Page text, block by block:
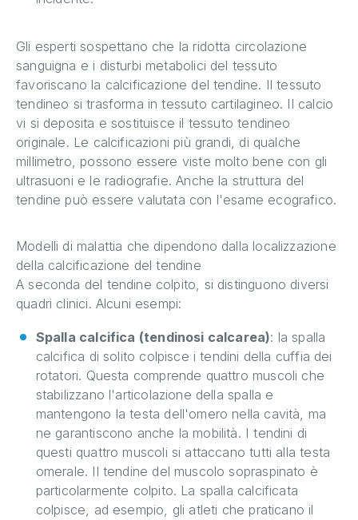
Gli esperti sospettano che la ridotta circolazione
sanguigna e i disturbi metabolici del tessuto
favoriscano la calcificazione del tendine. Il tessuto
tendineo si trasforma in tessuto cartilagineo. Il calcio
vi si deposita e sostituisce il tessuto tendineo
originale. Le calcificazioni più grandi, di qualche
millimetro, possono essere viste molto bene con gli
ultrasuoni e le radiografie. Anche la struttura del
tendine può essere valutata con l'esame ecografico.
Modelli di malattia che dipendono dalla localizzazione
della calcificazione del tendine
A seconda del tendine colpito, si distinguono diversi
quadri clinici. Alcuni esempi:
Spalla calcifica (tendinosi calcarea): la spalla
calcifica di solito colpisce i tendini della cuffia dei
rotatori. Questa comprende quattro muscoli che
stabilizzano l'articolazione della spalla e
mantengono la testa dell'omero nella cavità, ma
ne garantiscono anche la mobilità. I tendini di
questi quattro muscoli si attaccano tutti alla testa
omerale. Il tendine del muscolo sopraspinato è
particolarmente colpito. La spalla calcificata
colpisce, ad esempio, gli atleti che praticano il